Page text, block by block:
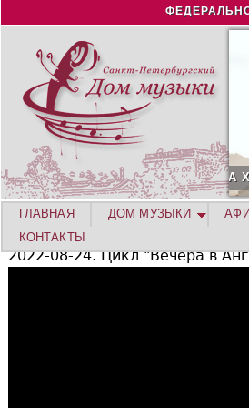
АКАДЕМИИ. РОЗА ХУТОР
2022-08-24. Цикл "Вечера в
ГЛАВНАЯ ДОМ МУЗЫКИ
КОНТАКТЫ